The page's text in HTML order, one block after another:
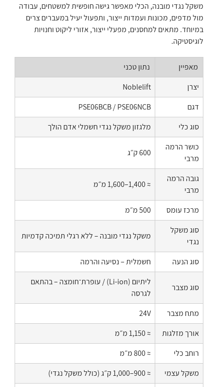
משקל נגדי מובנה, הכלי מאפשר גישה חופשית למשטחים, עבודה
מול מדפים, מכונות ועמדות ייצור, ותפעול יעיל במעברים צרים
במיוחד. מתאים למחסנים, מפעלי ייצור, אזורי ליקוט וחנויות
לוגיסטיקה.
מאפיין
נתון טכני
יצרן
Noblelift
דגם
PSE06BCB / PSE06NCB
סוג כלי
מלגזון משקל נגדי חשמלי אדם הולך
כושר הרמה
מרבי
600 ק״ג
גובה הרמה
מרבי
≈ 1,400–1,600 מ״מ
מרכז עומס
500 מ״מ
סוג משקל
נגדי
משקל נגדי מובנה – ללא רגלי תמיכה קדמיות
סוג הנעה חשמלית – נסיעה והרמה
סוג מצבר
ליתיום (Li-ion) / עופרת־חומצה – בהתאם
לגרסה
מתח מצבר
24V
אורך מזלגות
≈ 1,150 מ״מ
רוחב כלי
≈ 800 מ״מ
משקל עצמי
≈ 900–1,000 ק״ג (כולל משקל נגדי)